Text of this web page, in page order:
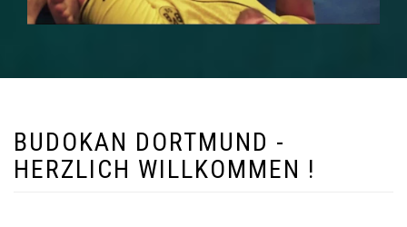
BUDOKAN DORTMUND -
HERZLICH WILLKOMMEN !